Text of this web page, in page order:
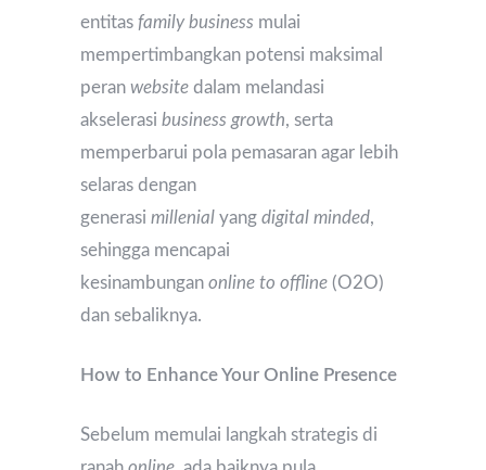
entitas family business mulai
mempertimbangkan potensi maksimal
peran website dalam melandasi
akselerasi business growth, serta
memperbarui pola pemasaran agar lebih
selaras dengan
generasi millenial yang digital minded,
sehingga mencapai
kesinambungan online to offline (O2O)
dan sebaliknya.
How to Enhance Your Online Presence
Sebelum memulai langkah strategis di